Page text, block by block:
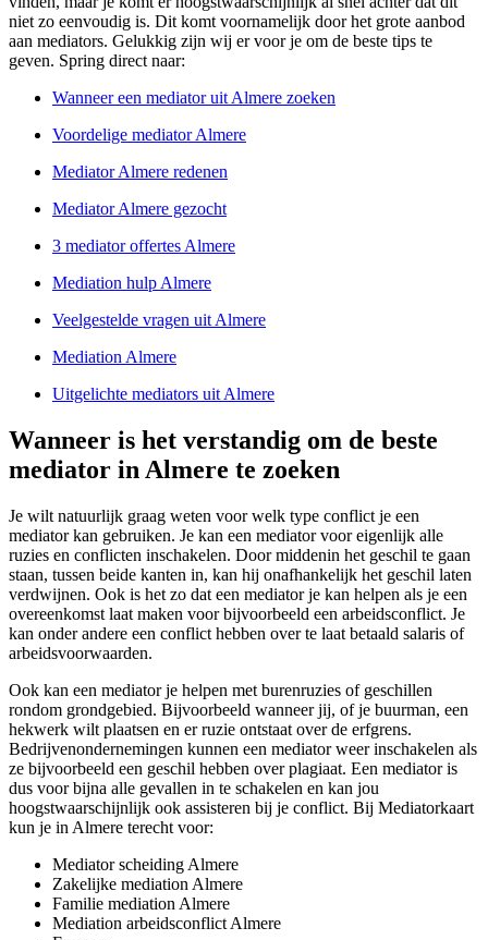
niet zo eenvoudig is. Dit komt voornamelijk door het grote aanbod
aan mediators. Gelukkig zijn wij er voor je om de beste tips te
geven. Spring direct naar:
Wanneer een mediator uit Almere zoeken
Voordelige mediator Almere
Mediator Almere redenen
Mediator Almere gezocht
3 mediator offertes Almere
Mediation hulp Almere
Veelgestelde vragen uit Almere
Mediation Almere
Uitgelichte mediators uit Almere
Wanneer is het verstandig om de beste
mediator in Almere te zoeken
Je wilt natuurlijk graag weten voor welk type conflict je een
mediator kan gebruiken. Je kan een mediator voor eigenlijk alle
ruzies en conflicten inschakelen. Door middenin het geschil te gaan
staan, tussen beide kanten in, kan hij onafhankelijk het geschil laten
verdwijnen. Ook is het zo dat een mediator je kan helpen als je een
overeenkomst laat maken voor bijvoorbeeld een arbeidsconflict. Je
kan onder andere een conflict hebben over te laat betaald salaris of
arbeidsvoorwaarden.
Ook kan een mediator je helpen met burenruzies of geschillen
rondom grondgebied. Bijvoorbeeld wanneer jij, of je buurman, een
hekwerk wilt plaatsen en er ruzie ontstaat over de erfgrens.
Bedrijvenondernemingen kunnen een mediator weer inschakelen als
ze bijvoorbeeld een geschil hebben over plagiaat. Een mediator is
dus voor bijna alle gevallen in te schakelen en kan jou
hoogstwaarschijnlijk ook assisteren bij je conflict. Bij Mediatorkaart
kun je in Almere terecht voor:
Mediator scheiding Almere
Zakelijke mediation Almere
Familie mediation Almere
Mediation arbeidsconflict Almere